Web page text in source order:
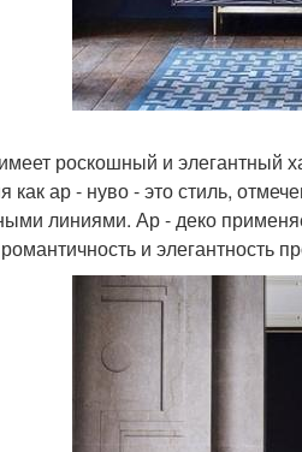
роскошный и элегантный
как ар - нуво - это стиль,
линиями. Ар - деко
и элегантность